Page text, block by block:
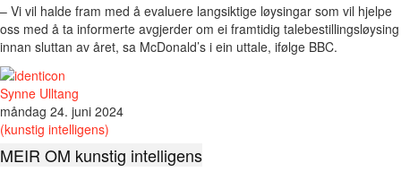
– Vi vil halde fram med å evaluere langsiktige løysingar som vil hjelpe
oss med å ta informerte avgjerder om ei framtidig talebestillingsløysing
innan sluttan av året, sa McDonald’s i ein uttale, ifølge BBC.
Synne Ulltang
måndag 24. juni 2024
(kunstig intelligens)
MEIR OM kunstig intelligens